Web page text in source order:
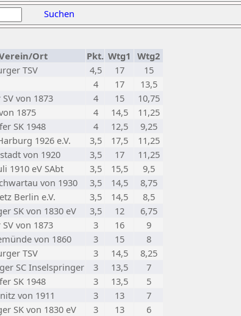
Suchen
Ort Pkt. Wtg1
Wtg2
TSV 4,5 17
15
4 17
13,5
von 1873 4 15
10,75
1875 4 14,5
11,25
SK 1948 4 12,5
9,25
1926 e.V. 3,5 17,5
11,25
von 1920 3,5 17
11,25
1910 eV SAbt 3,5 15,5
9,5
von 1930 3,5 14,5
8,75
Berlin e.V. 3,5 14,5
8,5
SK von 1830 eV 3,5 12
6,75
von 1873 3 16
9
von 1860 3 15
8
TSV 3 14,5
8,25
SC Inselspringer 3 13,5
7
SK 1948 3 13,5
5
von 1911 3 13
7
SK von 1830 eV 3 13
6